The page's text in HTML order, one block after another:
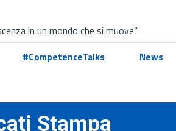
in un mondo che si muove”
#CompetenceTalks News
Stampa